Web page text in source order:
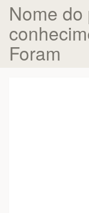
Nome
Foram